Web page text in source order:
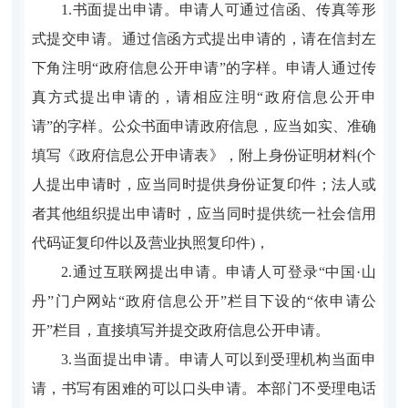
1.书面提出申请。申请人可通过信函、传真等形
式提交申请。通过信函方式提出申请的，请在信封左
下角注明“政府信息公开申请”的字样。申请人通过传
真方式提出申请的，请相应注明“政府信息公开申
请”的字样。公众书面申请政府信息，应当如实、准确
填写《政府信息公开申请表》，附上身份证明材料(个
人提出申请时，应当同时提供身份证复印件；法人或
者其他组织提出申请时，应当同时提供统一社会信用
代码证复印件以及营业执照复印件)，
2.通过互联网提出申请。申请人可登录“中国·山
丹”门户网站“政府信息公开”栏目下设的“依申请公
开”栏目，直接填写并提交政府信息公开申请。
3.当面提出申请。申请人可以到受理机构当面申
请，书写有困难的可以口头申请。本部门不受理电话